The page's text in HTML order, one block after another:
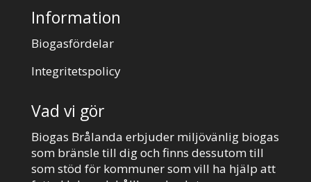
Information
Biogasfördelar
Integritetspolicy
Vad vi gör
Biogas Brålanda erbjuder miljövänlig biogas
som bränsle till dig och finns dessutom till
som stöd för kommuner som vill ha hjälp att